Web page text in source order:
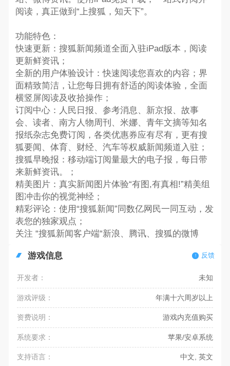
阅读，真正做到“上搜狐，知天下”。
功能特色：
快速更新：搜狐新闻频道全面入驻iPad版本，阅读
更新鲜资讯；
全新的用户体验设计：快速阅读您喜欢的内容；界
面精致简洁，让您每日拥有舒适的阅读体验，全面
横竖屏阅读及收拾操作；
订阅中心：人民日报、参考消息、新京报、故事
会、读者、南方人物周刊、米娜、青年文摘等知名
报纸杂志免费订阅，各类优惠券应有尽有，更有搜
狐要闻、体育、财经、汽车等权威新闻频道入驻；
搜狐早晚报：移动端订阅量最大的电子报，每日带
来新鲜资讯。；
精美图片：真实新闻图片体验“有图,有真相!”精美组
图冲击你的视觉神经；
精彩评论：使用“搜狐新闻”同数亿网民一同互动，发
表您的独家观点；
关注 “搜狐新闻客户端“新浪、腾讯、搜狐的微博
游戏信息 反馈
开发者： 未知
游戏评级： 年满十六周岁以上
资费说明： 游戏内充值购买
系统要求： 苹果/安卓系统
支持语言： 中文, 英文